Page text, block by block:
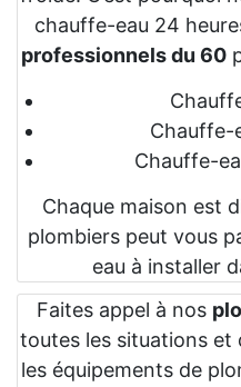
chauffe-eau 24
professionnels du 60
Chauffe-
Chauffe-
Chaque maison est
plombiers peut vous
eau à installer
Faites appel à nos
toutes les situations et
les équipements de